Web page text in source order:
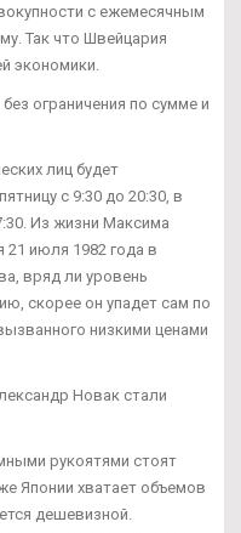
с ежемесячным
Так что Швейцария
экономики.
ограничения по сумме и
лиц будет
с 9:30 до 20:30, в
Из жизни Максима
июля 1982 года в
вряд ли уровень
скорее он упадет сам по
низкими ценами
Новак стали
рукоятями стоят
Японии хватает объемов
дешевизной.